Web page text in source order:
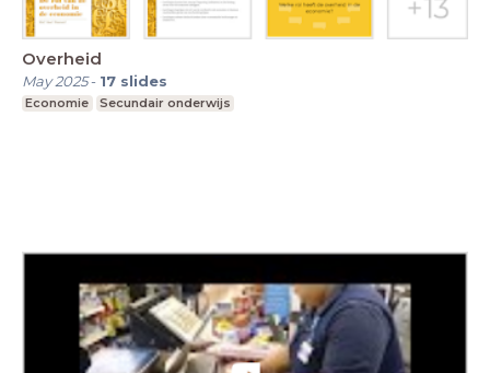
Overheid
May 2025- 17 slides
Economie Secundair onderwijs